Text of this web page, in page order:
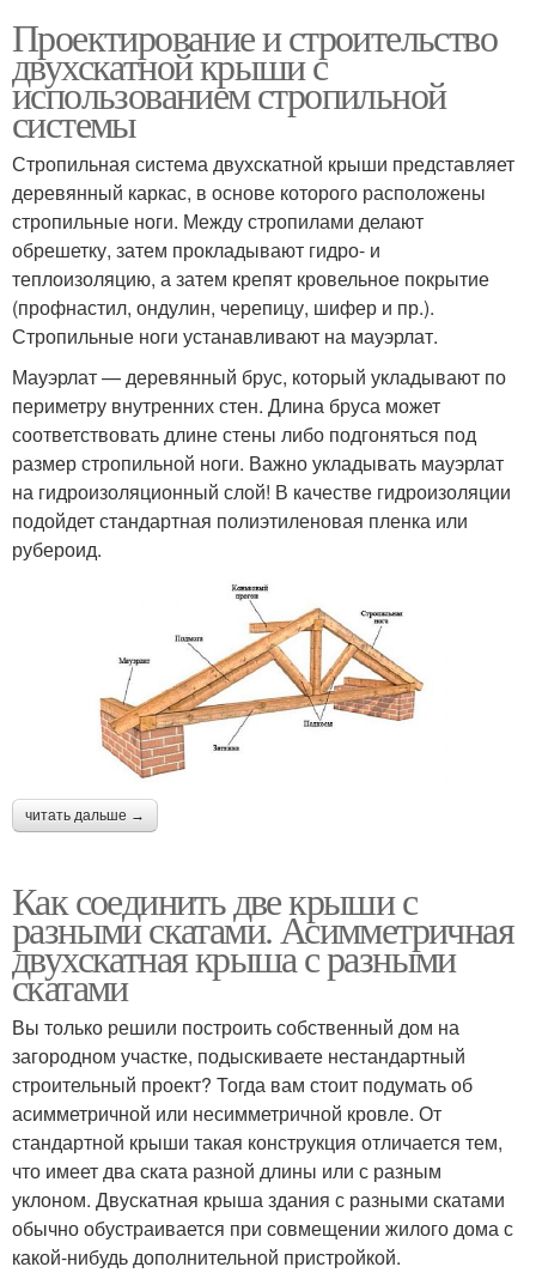
Проектирование и строительство
двухскатной крыши с
использованием стропильной
системы
Стропильная система двухскатной крыши представляет
деревянный каркас, в основе которого расположены
стропильные ноги. Между стропилами делают
обрешетку, затем прокладывают гидро- и
теплоизоляцию, а затем крепят кровельное покрытие
(профнастил, ондулин, черепицу, шифер и пр.).
Стропильные ноги устанавливают на мауэрлат.
Мауэрлат — деревянный брус, который укладывают по
периметру внутренних стен. Длина бруса может
соответствовать длине стены либо подгоняться под
размер стропильной ноги. Важно укладывать мауэрлат
на гидроизоляционный слой! В качестве гидроизоляции
подойдет стандартная полиэтиленовая пленка или
рубероид.
читать дальше →
Как соединить две крыши с
разными скатами. Асимметричная
двухскатная крыша с разными
скатами
Вы только решили построить собственный дом на
загородном участке, подыскиваете нестандартный
строительный проект? Тогда вам стоит подумать об
асимметричной или несимметричной кровле. От
стандартной крыши такая конструкция отличается тем,
что имеет два ската разной длины или с разным
уклоном. Двускатная крыша здания с разными скатами
обычно обустраивается при совмещении жилого дома с
какой-нибудь дополнительной пристройкой.